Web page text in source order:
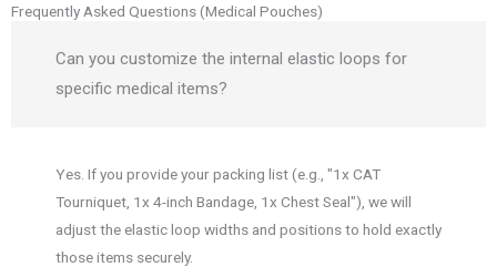
Frequently Asked Questions (Medical Pouches)
Can you customize the internal elastic loops for
specific medical items?
Yes. If you provide your packing list (e.g., "1x CAT
Tourniquet, 1x 4-inch Bandage, 1x Chest Seal"), we will
adjust the elastic loop widths and positions to hold exactly
those items securely.